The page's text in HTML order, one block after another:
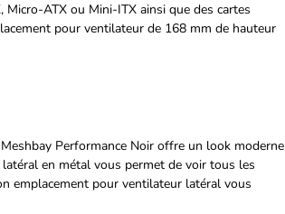
ATX ou Mini-ITX ainsi que des cartes
pour ventilateur de 168 mm de hauteur
Performance Noir offre un look moderne
en métal vous permet de voir tous les
emplacement pour ventilateur latéral vous